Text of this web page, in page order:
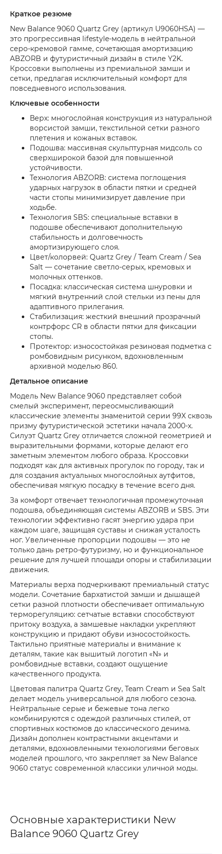
Краткое резюме
New Balance 9060 Quartz Grey (артикул U9060HSA) —
это прогрессивная lifestyle-модель в нейтральной
серо-кремовой гамме, сочетающая амортизацию
ABZORB и футуристичный дизайн в стиле Y2K.
Кроссовки выполнены из премиальной замши и
сетки, предлагая исключительный комфорт для
повседневного использования.
Ключевые особенности
Верх: многослойная конструкция из натуральной
ворсистой замши, текстильной сетки разного
плетения и кожаных вставок.
Подошва: массивная скульптурная мидсоль со
сверхширокой базой для повышенной
устойчивости.
Технология ABZORB: система поглощения
ударных нагрузок в области пятки и средней
части стопы минимизирует давление при
ходьбе.
Технология SBS: специальные вставки в
подошве обеспечивают дополнительную
стабильность и долговечность
амортизирующего слоя.
Цвет/колорвей: Quartz Grey / Team Cream / Sea
Salt — сочетание светло-серых, кремовых и
молочных оттенков.
Посадка: классическая система шнуровки и
мягкий внутренний слой стельки из пены для
адаптивного прилегания.
Стабилизация: жесткий внешний прозрачный
контрфорс CR в области пятки для фиксации
стопы.
Протектор: износостойкая резиновая подметка с
ромбовидным рисунком, вдохновленным
архивной моделью 860.
Детальное описание
Модель New Balance 9060 представляет собой
смелый эксперимент, переосмысливающий
классические элементы знаменитой серии 99X сквозь
призму футуристической эстетики начала 2000-х.
Силуэт Quartz Grey отличается сложной геометрией и
выразительными формами, которые делают его
заметным элементом любого образа. Кроссовки
подходят как для активных прогулок по городу, так и
для создания актуальных многослойных аутфитов,
обеспечивая мягкую посадку в течение всего дня.
За комфорт отвечает технологичная промежуточная
подошва, объединяющая системы ABZORB и SBS. Эти
технологии эффективно гасят энергию удара при
каждом шаге, защищая суставы и снижая усталость
ног. Увеличенные пропорции подошвы — это не
только дань ретро-футуризму, но и функциональное
решение для лучшей площади опоры и стабилизации
движения.
Материалы верха подчеркивают премиальный статус
модели. Сочетание бархатистой замши и дышащей
сетки разной плотности обеспечивает оптимальную
терморегуляцию: сетчатые вставки способствуют
притоку воздуха, а замшевые накладки укрепляют
конструкцию и придают обуви износостойкость.
Тактильно приятные материалы и внимание к
деталям, такие как вышитый логотип «N» и
ромбовидные вставки, создают ощущение
качественного продукта.
Цветовая палитра Quartz Grey, Team Cream и Sea Salt
делает модель универсальной для любого сезона.
Нейтральные серые и бежевые тона легко
комбинируются с одеждой различных стилей, от
спортивных костюмов до классического денима.
Дизайн дополнен контрастными акцентами и
деталями, вдохновленными технологиями беговых
моделей прошлого, что закрепляет за New Balance
9060 статус современной классики уличной моды.
Основные характеристики New
Balance 9060 Quartz Grey